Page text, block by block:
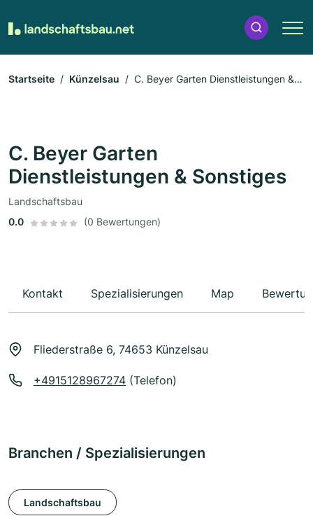
Startseite Künzelsau
C. Beyer Garten Dienstleistungen &
C. Beyer Garten
Dienstleistungen & Sonstiges
Landschaftsbau
0.0
(0 Bewertungen)
Kontakt Spezialisierungen Map
Fliederstraße 6, 74653 Künzelsau
+4915128967274 (Telefon)
Branchen / Spezialisierungen
Landschaftsbau